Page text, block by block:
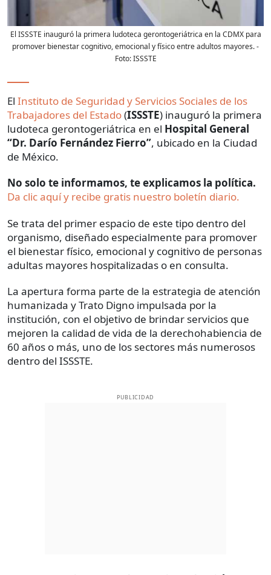
El ISSSTE inauguró la primera ludoteca gerontogeriátrica en la CDMX para
promover bienestar cognitivo, emocional y físico entre adultos mayores.-
Foto:ISSSTE
El Instituto de Seguridad y Servicios Sociales de los
Trabajadores del Estado(ISSSTE) inauguró la primera
ludoteca gerontogeriátrica en el Hospital General
“Dr. Darío Fernández Fierro”, ubicado en la Ciudad
de México.
No solo te informamos, te explicamos la política.
Da clic aquí y recibe gratis nuestro boletín diario.
Se trata del primer espacio de este tipo dentro del
organismo, diseñado especialmente para promover
el bienestar físico, emocional y cognitivo de personas
adultas mayores hospitalizadas o en consulta.
La apertura forma parte de la estrategia de atención
humanizada y Trato Digno impulsada por la
institución, con el objetivo de brindar servicios que
mejoren la calidad de vida de la derechohabiencia de
60 años o más, uno de los sectores más numerosos
dentro del ISSSTE.
PUBLICIDAD